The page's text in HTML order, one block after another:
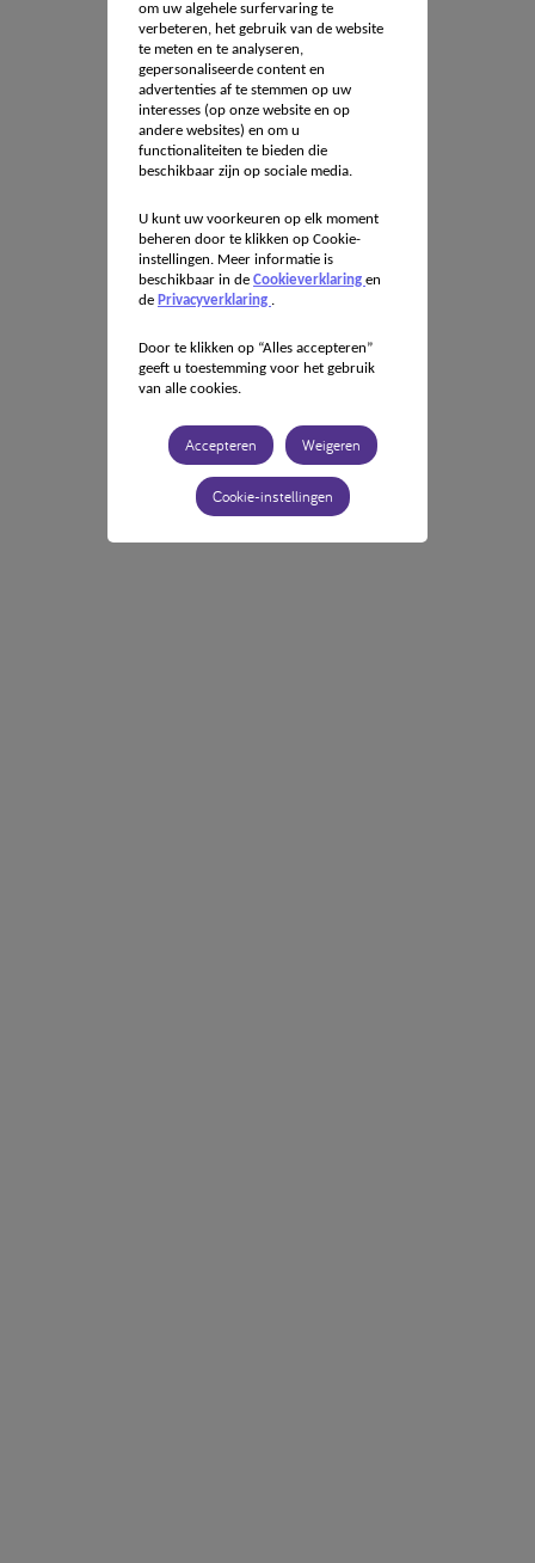
om uw algehele surfervaring te
verbeteren, het gebruik van de website
te meten en te analyseren,
gepersonaliseerde content en
advertenties af te stemmen op uw
interesses (op onze website en op
andere websites) en om u
functionaliteiten te bieden die
beschikbaar zijn op sociale media.
U kunt uw voorkeuren op elk moment
beheren door te klikken op Cookie-
instellingen. Meer informatie is
beschikbaar in de Cookieverklaring en
de Privacyverklaring .
Door te klikken op “Alles accepteren”
geeft u toestemming voor het gebruik
van alle cookies.
Accepteren Weigeren
Cookie-instellingen